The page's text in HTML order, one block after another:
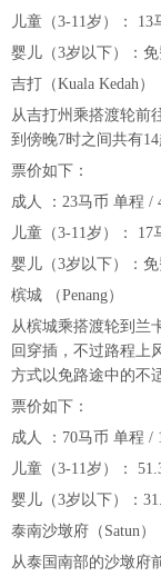
儿童（3-11岁）： 13
婴儿（3岁以下）：
吉打（Kuala Kedah）
从吉打州乘搭渡轮前
到傍晚7时之间共有14
票价如下：
成人 ：23马币 单程 /
儿童（3-11岁）： 17
婴儿（3岁以下）：
槟城 （Penang）
从槟城乘搭渡轮到兰
回穿插，不过路程上
方式以免路途中的不
票价如下：
成人 ：70马币 单程 /
儿童（3-11岁）：
婴儿（3岁以下）：
泰南沙墩府（Satun）
从泰国南部的沙墩府